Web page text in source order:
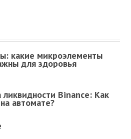
какие микроэлементы
для здоровья
Binance: Как
автомате?